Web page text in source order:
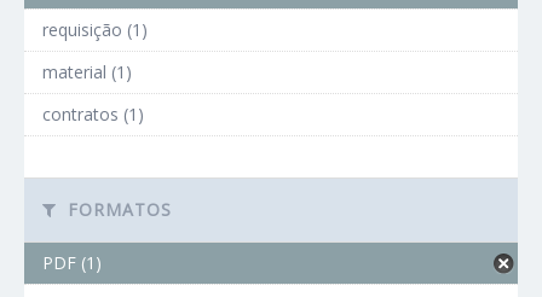
requisição (1)
material (1)
contratos (1)
FORMATOS
PDF (1)